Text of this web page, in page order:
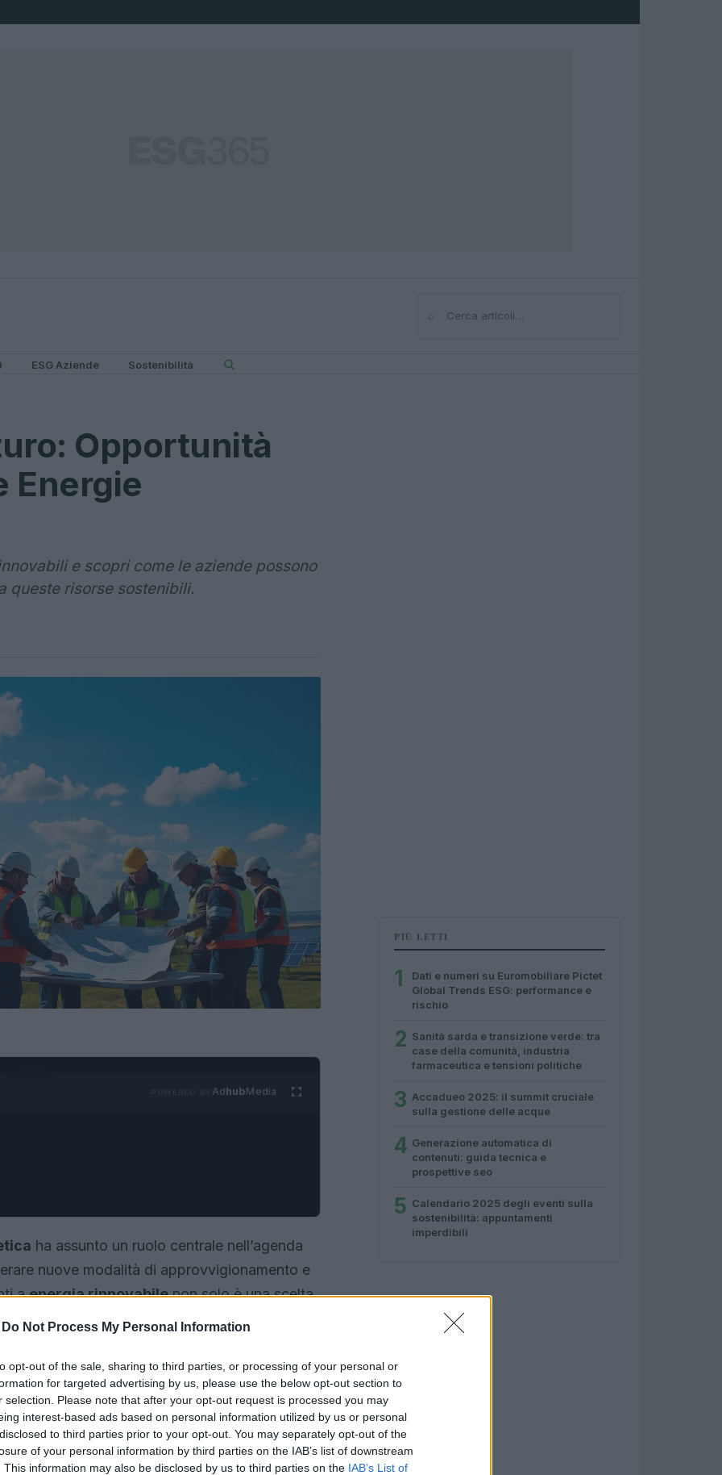
Do Not Process My Personal Information
opt-out of the sale, sharing to third parties, or processing of your personal or
for targeted advertising by us, please use the below opt-out section to
selection. Please note that after your opt-out request is processed you may
interest-based ads based on personal information utilized by us or personal
to third parties prior to your opt-out. You may separately opt-out of the
of your personal information by third parties on the IAB’s list of downstream
This information may also be disclosed by us to third parties on the IAB’s List of
⌕Cerca
ESG Aziende Sostenibilità
Opportunità
Energie
e scopri come le aziende possono
queste risorse sostenibili.
AdhubMedia
ha assunto un ruolo centrale nell’agenda
nuove modalità di approvvigionamento e
aenergia rinnovabilenon solo è una scelta
economica significativa. Questa
e gestire progetti di energia
PIÙ LETTI
1
Dati e numeri su Euromobiliare Pictet
Global Trends ESG: performance e
rischio
2 Sanità sarda e transizione verde: tra
case della comunità, industria
farmaceutica e tensioni politiche
3 Accadueo 2025: il summit cruciale
sulla gestione delle acque
4 Generazione automatica di
contenuti: guida tecnica e
prospettive seo
5 Calendario 2025 degli eventi sulla
sostenibilità: appuntamenti
imperdibili